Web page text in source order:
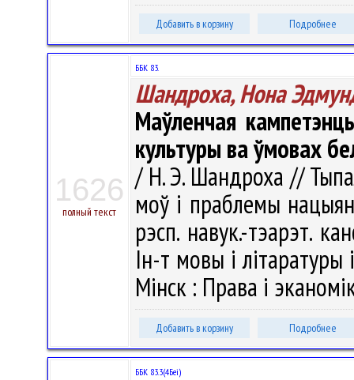
Добавить в корзину Подробнее
1626
полный текст
ББК 83.
Шандроха, Нона
Маўленчая
культуры ва ўмовах
/ Н. Э. Шандроха //
моў і праблемы
рэсп. навук.-тэарэт.
Ін-т мовы і
Мінск : Права i
Добавить в корзину Подробнее
ББК 83.3(4Беі)